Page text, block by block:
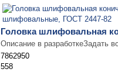
Головка шлифовальная
Описание в разработкеЗадать
7862950
558